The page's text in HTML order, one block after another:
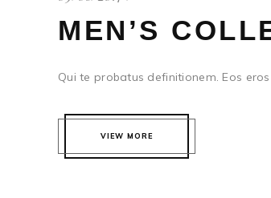
MEN’S
Qui te probatus definitionem. Eos
VIEW MORE